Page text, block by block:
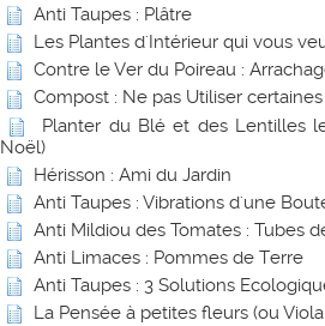
Anti Taupes : Plâtre
Les Plantes d'Intérieur qui vous
Contre le Ver du Poireau :
Compost : Ne pas Utiliser
Planter du Blé et des Lentilles
Noël)
Hérisson : Ami du Jardin
Anti Taupes : Vibrations d'une
Anti Mildiou des Tomates : Tubes
Anti Limaces : Pommes de Terre
Anti Taupes : 3 Solutions
La Pensée à petites fleurs (ou